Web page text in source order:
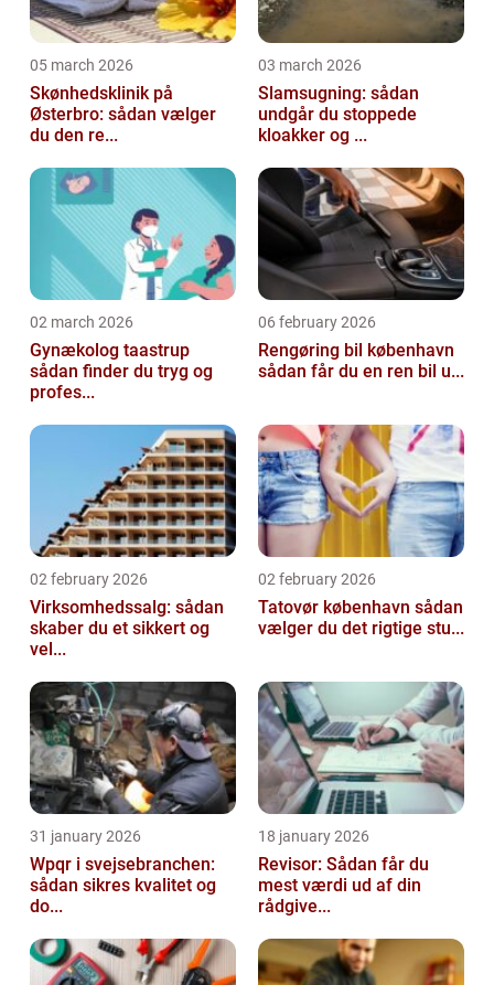
05 march 2026
Skønhedsklinik på
Østerbro: sådan vælger
du den re...
03 march 2026
Slamsugning: sådan
undgår du stoppede
kloakker og ...
02 march 2026
Gynækolog taastrup
sådan finder du tryg og
profes...
06 february 2026
Rengøring bil københavn
sådan får du en ren bil u...
02 february 2026
Virksomhedssalg: sådan
skaber du et sikkert og
vel...
02 february 2026
Tatovør københavn sådan
vælger du det rigtige stu...
31 january 2026
Wpqr i svejsebranchen:
sådan sikres kvalitet og
do...
18 january 2026
Revisor: Sådan får du
mest værdi ud af din
rådgive...